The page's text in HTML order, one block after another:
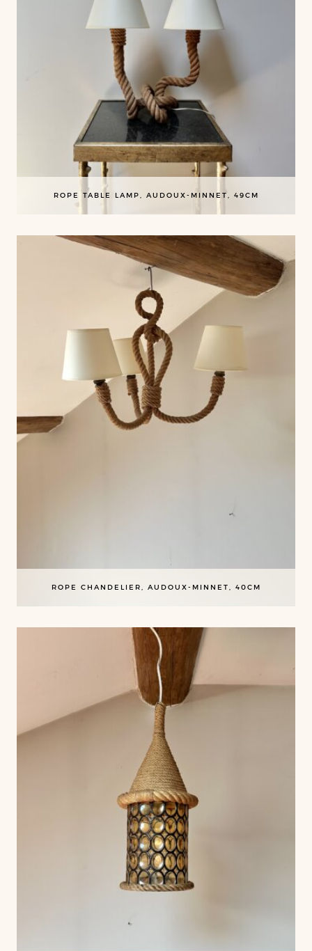
ROPE TABLE LAMP, AUDOUX-MINNET, 49CM
ROPE CHANDELIER, AUDOUX-MINNET, 40CM